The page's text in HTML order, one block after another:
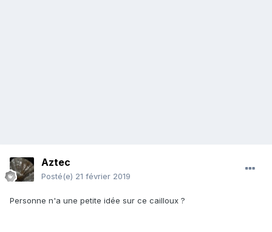
Aztec
Posté(e) 21 février 2019
Personne n'a une petite idée sur ce cailloux ?